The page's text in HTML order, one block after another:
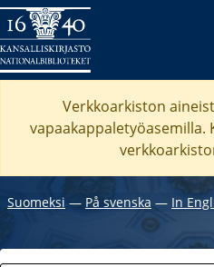
Verkkoarkiston
vapaakappaletyöasemilla.
Suomeksi ― På svenska ― In